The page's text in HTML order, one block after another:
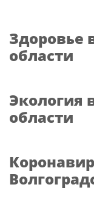
Здоровье
области
Экология
области